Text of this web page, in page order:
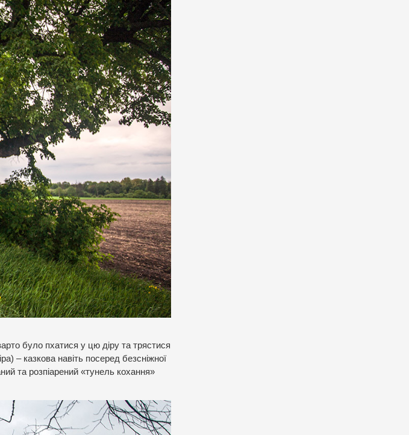
було пхатися у цю діру та трястися
– казкова навіть посеред безсніжної
та розпіарений «тунель кохання»